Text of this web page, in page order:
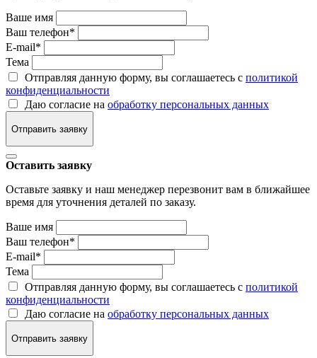
Ваше имя
Ваш телефон*
E-mail*
Тема
Отправляя данную форму, вы соглашаетесь с политикой
конфиденциальности
Даю согласие на обработку персональных данных
Отправить заявку
Оставить заявку
Оставьте заявку и наш менеджер перезвонит вам в ближайшее
время для уточнения деталей по заказу.
Ваше имя
Ваш телефон*
E-mail*
Тема
Отправляя данную форму, вы соглашаетесь с политикой
конфиденциальности
Даю согласие на обработку персональных данных
Отправить заявку